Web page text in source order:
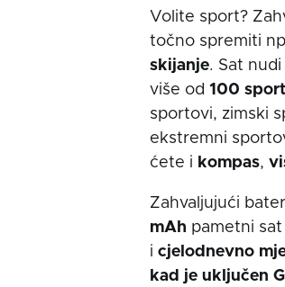
Volite sport?
točno spremiti
skijanje. Sat
više od100
sportovi, zimski
ekstremni
ćete i kompas,
Zahvaljujući
mAh pametni
icjelodnevno
kad je uključen